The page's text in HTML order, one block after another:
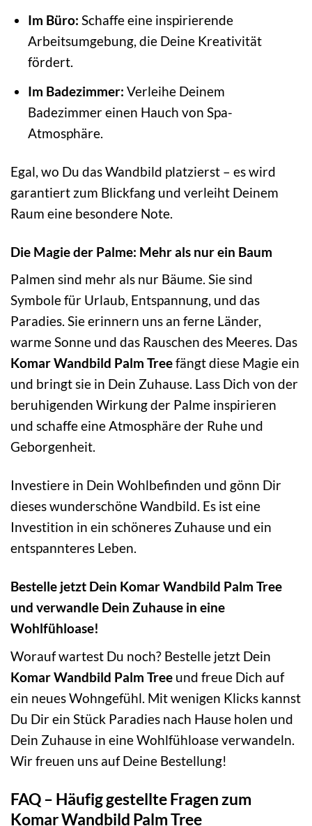
Im Büro: Schaffe eine inspirierende
Arbeitsumgebung, die Deine Kreativität
fördert.
Im Badezimmer: Verleihe Deinem
Badezimmer einen Hauch von Spa-
Atmosphäre.
Egal, wo Du das Wandbild platzierst – es wird
garantiert zum Blickfang und verleiht Deinem
Raum eine besondere Note.
Die Magie der Palme: Mehr als nur ein Baum
Palmen sind mehr als nur Bäume. Sie sind
Symbole für Urlaub, Entspannung, und das
Paradies. Sie erinnern uns an ferne Länder,
warme Sonne und das Rauschen des Meeres. Das
Komar Wandbild Palm Treefängt diese Magie ein
und bringt sie in Dein Zuhause. Lass Dich von der
beruhigenden Wirkung der Palme inspirieren
und schaffe eine Atmosphäre der Ruhe und
Geborgenheit.
Investiere in Dein Wohlbefinden und gönn Dir
dieses wunderschöne Wandbild. Es ist eine
Investition in ein schöneres Zuhause und ein
entspannteres Leben.
Bestelle jetzt Dein Komar Wandbild Palm Tree
und verwandle Dein Zuhause in eine
Wohlfühloase!
Worauf wartest Du noch? Bestelle jetzt Dein
Komar Wandbild Palm Tree und freue Dich auf
ein neues Wohngefühl. Mit wenigen Klicks kannst
Du Dir ein Stück Paradies nach Hause holen und
Dein Zuhause in eine Wohlfühloase verwandeln.
Wir freuen uns auf Deine Bestellung!
FAQ – Häufig gestellte Fragen zum
Komar Wandbild Palm Tree